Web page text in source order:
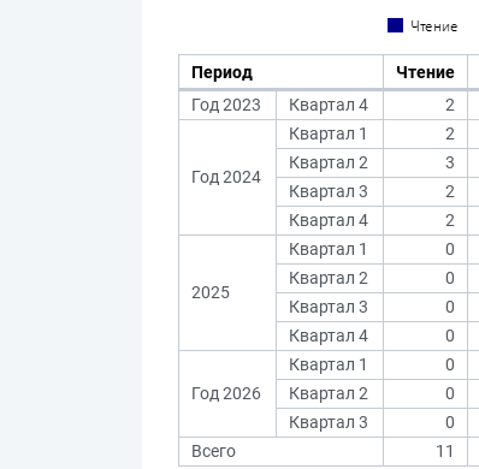
Период Чтение
Год 2023
Квартал 4 2
Год 2024
Квартал 1 2
Квартал 2
3
Квартал 3
2
Квартал 4
2
2025
Квартал 1 0
Квартал 2
0
Квартал 3
0
Квартал 4
0
Год 2026
Квартал 1 0
Квартал 2
0
Квартал 3
0
Всего
11